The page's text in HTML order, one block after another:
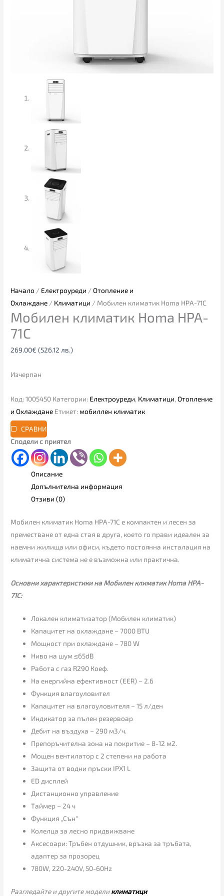
Начало / Електроуреди /Отопление и
Охлаждане / Климатици / Мобилен климатик Homa HPA-71C
Мобилен климатик Homa HPA-
71C
269.00€ (526.12 лв.)
Изчерпан
Код:1005450 Категории: Електроуреди, Климатици,Отопление
и Охлаждане Етикет: мобиллен климатик
СРАВНИ
Сподели с приятел
Описание
Допълнителна информация
Отзиви (0)
Мобилен климатик Homa HPA-71C е компактен и лесен за
преместване от една стая в друга, което го прави идеален за
наемни жилища или офиси, където постоянна инсталация на
климатична система не е възможна или практична.
Основни характеристики на Мобилен климатик Homa HPA-
71C:
Локален климатизатор (Мобилен климатик)
Капацитет на охлаждане – 7000 BTU
Мощност при охлаждане – 780 W
Ниво на шум ≤65dB
Работа с газ R290 Коеф.
На енергийна ефективност (EER) – 2.6
Функция влагоуловител
Капацитет на влагоуловителя – 15 л/ден
Индикатор за пълен резервоар
Дебит на въздуха – 290 м3/ч.
Препоръчителна зона на покритие – 8-12 м2.
Мощен вентилатор с 2 степени на работа
Защита от водни пръски IPX1 L
ED дисплей
Дистанционно управление
Таймер – 24 ч
Функция „Сън“
Колелца за лесно придвижване
Аксесоари: Тръбен отдушник, връзка за тръбата,
адаптер за прозорец
780W, 220-240V, 50-60Hz
Разгледайте и другите моделиклиматици